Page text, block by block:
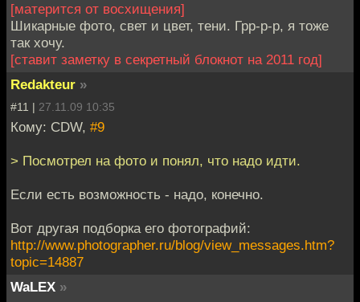
[матерится от восхищения]
Шикарные фото, свет и цвет, тени. Грр-р-р, я тоже
так хочу.
[ставит заметку в секретный блокнот на 2011 год]
Redakteur »
#11 | 27.11.09 10:35
Кому: CDW, #9
> Посмотрел на фото и понял, что надо идти.
Если есть возможность - надо, конечно.
Вот другая подборка его фотографий:
http://www.photographer.ru/blog/view_messages.htm?
topic=14887
WaLEX »